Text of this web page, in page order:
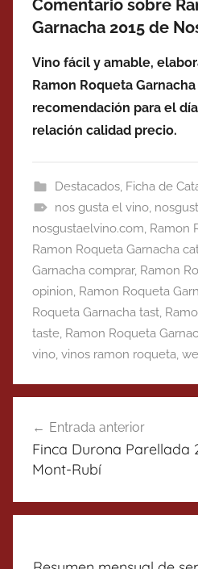
Comentario sobre
Garnacha 2015 de
Vino fácil y amable,
Ramon Roqueta
recomendación para el
relación calidad precio.
Destacados, Ficha de
nos gusta el vino,
nosgustaelvino.com, Ramon
Ramon Roqueta Garnacha
Garnacha comprar, Ramon
opinion, Ramon Roqueta
Roqueta Garnacha tast,
taste, Ramon Roqueta
vino, vinos ramon roqueta,
de
entradas
Entrada anterior
Finca Durona Parellada
Mont-Rubí